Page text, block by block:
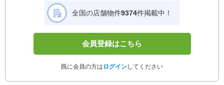
全国の店舗物件9374件掲載中！
会員登録はこちら
既に会員の方は ログインしてください